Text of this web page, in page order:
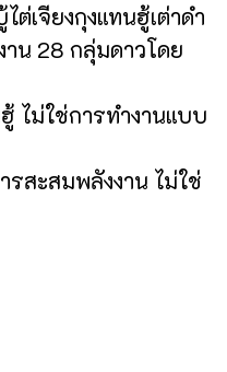
ต่เจียงกุงแทนฮู้เต่าดำ
าน 28 กลุ่มดาวโดย
ไม่ใช่การทำงานแบบ
รสะสมพลังงาน ไม่ใช่